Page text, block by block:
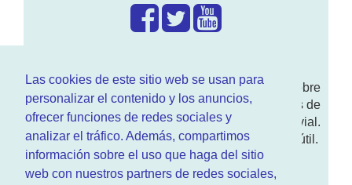
Las cookies de este sitio web se usan para
personalizar el contenido y los anuncios,
ofrecer funciones de redes sociales y
analizar el tráfico. Además, compartimos
información sobre el uso que haga del sitio
web con nuestros partners de redes sociales,
Enwww.RenovarCarnet.comTe contamos sobre
larenovación del permisode conducir, noticias de
actualidad motor y sobre todo seguridad vial.
Ademas tenemos todo tipo de información DGT útil.
¿Quienes somos?